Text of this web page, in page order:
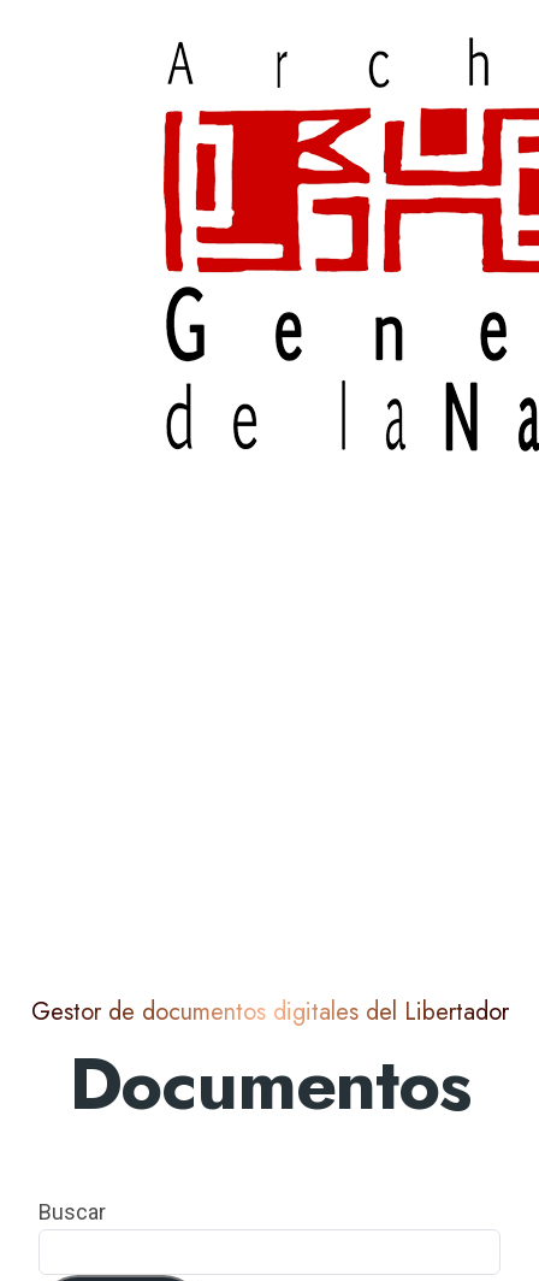
Gestor de documentos digitales del Libertador
Documentos
Buscar